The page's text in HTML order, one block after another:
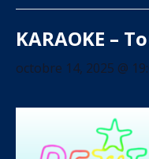
KARAOKE –
octobre 14, 2025 @